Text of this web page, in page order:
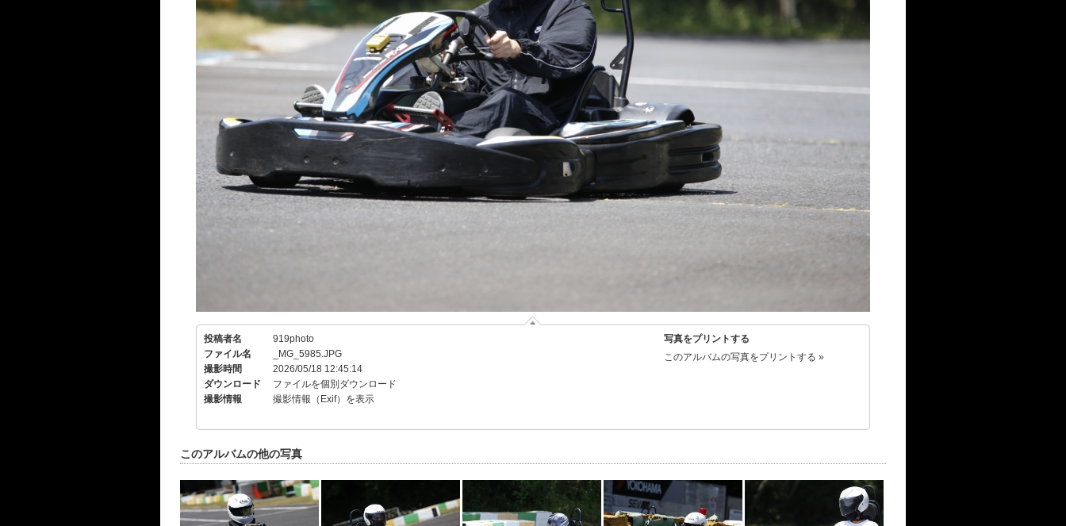
投稿者名
919photo
ファイル名
_MG_5985.JPG
撮影時間
2026/05/18 12:45:14
ダウンロード
ファイルを個別ダウンロード
撮影情報
撮影情報（Exif）を表示
写真をプリントする
このアルバムの写真をプリントする »
このアルバムの他の写真